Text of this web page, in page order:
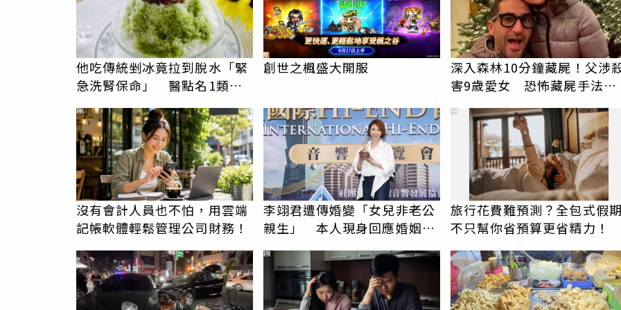
他吃傳統剉冰竟拉到脫水「緊
急洗腎保命」 醫點名1類人
創世之楓盛大開服
深入森林10分鐘藏屍！父涉
害9歲愛女 恐怖藏屍手法全
沒有會計人員也不怕，用雲端
記帳軟體輕鬆管理公司財務！
PR
李翊君遭傳婚變「女兒非老公
親生」 本人現身回應婚姻現
況
旅行花費難預測？全包式假
不只幫你省預算更省精力！
PR
PR